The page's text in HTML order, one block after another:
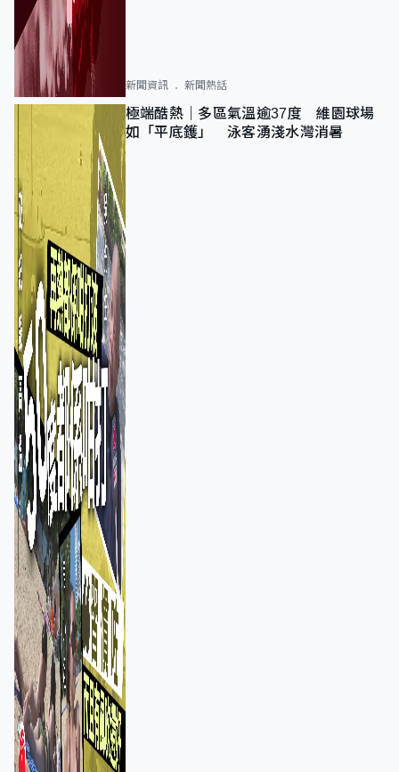
新聞資訊 新聞熱話
極端酷熱｜多區氣溫逾37度 維園球場
如「平底鑊」 泳客湧淺水灣消暑